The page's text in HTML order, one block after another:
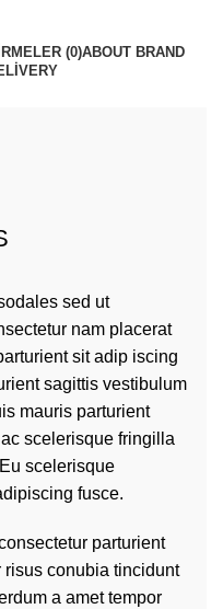
(0)ABOUT BRAND
sed ut
nam placerat
sit adip iscing
sagittis vestibulum
mauris parturient
scelerisque fringilla
scelerisque
fusce.
parturient
conubia tincidunt
a amet tempor